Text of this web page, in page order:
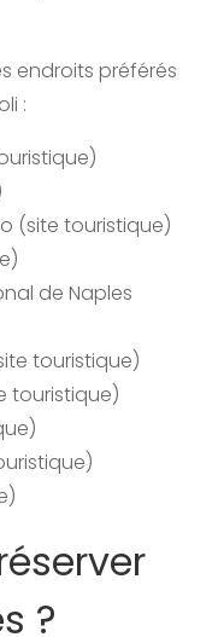
endroits préférés
:
(site touristique)
de Naples
touristique)
touristique)
?